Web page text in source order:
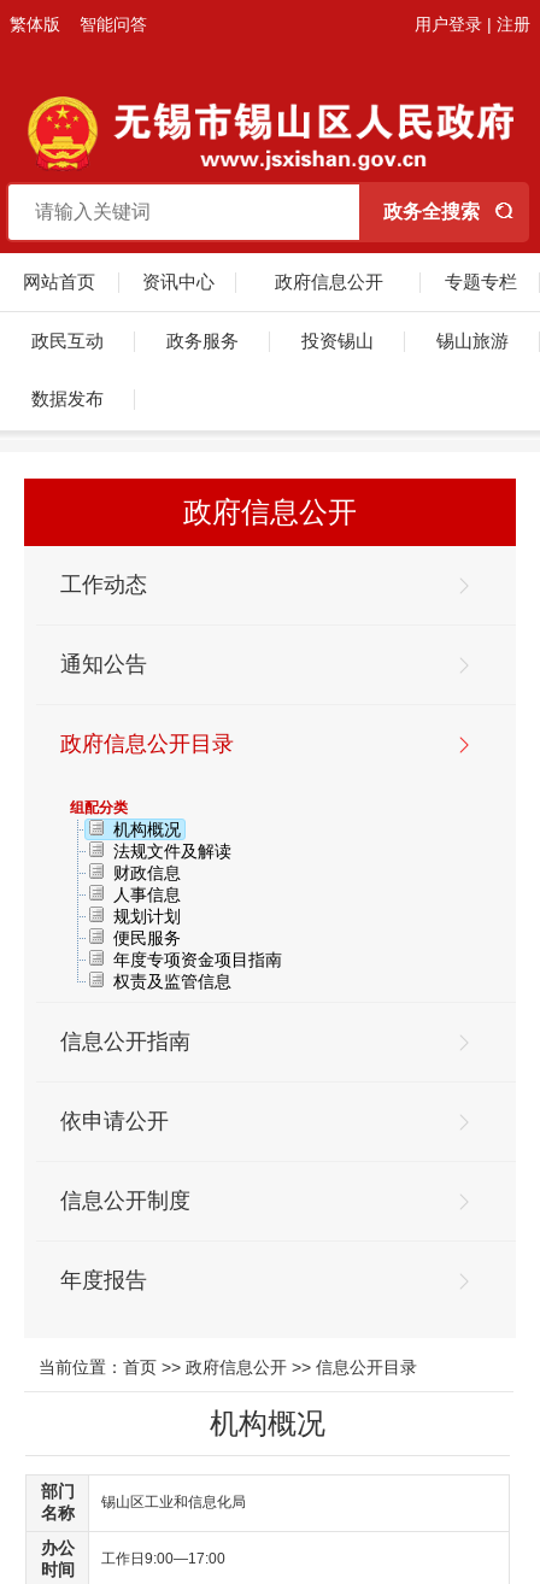
繁体版 智能问答 用户登录 | 注册
网站首页 资讯中心 政府信息公开 专题专栏
政民互动 政务服务 投资锡山 锡山旅游
数据发布
政府信息公开
工作动态
通知公告
政府信息公开目录
组配分类
机构概况
法规文件及解读
财政信息
人事信息
规划计划
便民服务
年度专项资金项目指南
权责及监管信息
信息公开指南
依申请公开
信息公开制度
年度报告